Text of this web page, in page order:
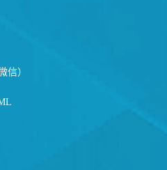
信）